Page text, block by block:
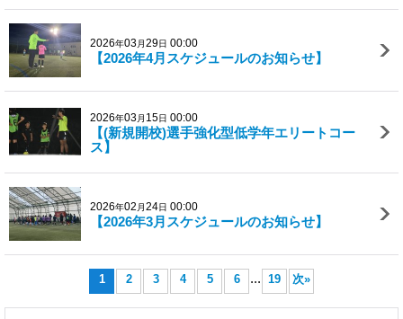
2026年03月 29日 00:00
【2026年4月スケジュールのお知らせ】
2026年03月 15日 00:00
【(新規開校)選手強化型低学年エリートコー
ス】
2026年02月 24日 00:00
【2026年3月スケジュールのお知らせ】
1 2 3 4 5 6 ... 19 次»